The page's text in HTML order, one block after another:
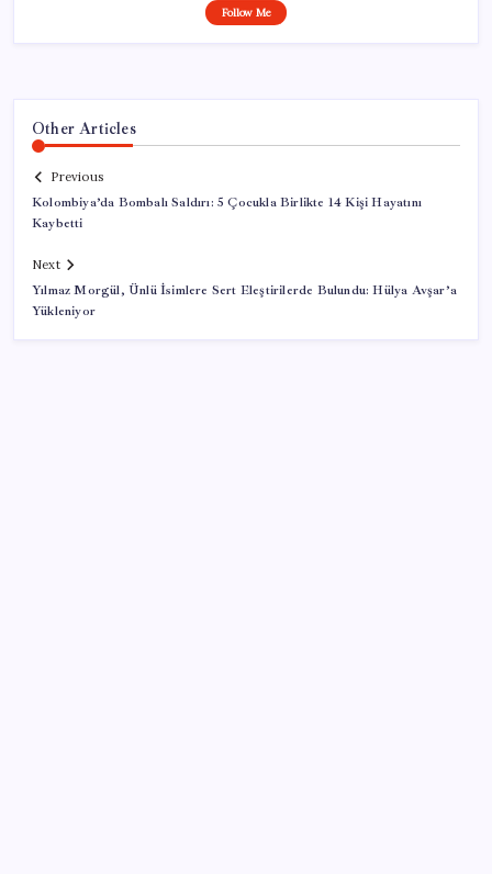
Follow Me
Other Articles
Previous
Kolombiya’da Bombalı Saldırı: 5 Çocukla Birlikte 14 Kişi Hayatını
Kaybetti
Next
Yılmaz Morgül, Ünlü İsimlere Sert Eleştirilerde Bulundu: Hülya Avşar’a
Yükleniyor